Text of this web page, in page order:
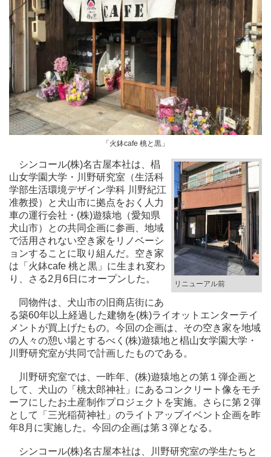
「火鉢cafe 桃と黒」
リニューアル前
シンコール(株)名古屋本社は、椙
山女学園大学・川野研究室（生活科
学部生活環境デザイン学科 川野紀江
准教授）と犬山市に拠点をおく人力
車の運行会社・(株)遊猿地（愛知県
犬山市）との共同企画に参画、地域
で活用されない空き家をリノベーシ
ョンすることに取り組んだ。空き家
は「火鉢cafe 桃と黒」に生まれ変わ
り、さる2月6日にオープンした。
同物件は、犬山市の旧商店街にあ
る築60年以上経過した建物を(株)ライオットエンターテイ
メントが買上げたもの。今回の企画は、その空き家を地域
の人々の憩い場とするべく(株)遊猿地と椙山女学園大学・
川野研究室が共同で計画したものである。
川野研究室では、一昨年、(株)遊猿地との第１弾企画と
して、犬山の「桃太郎神社」にあるコンクリート像をモチ
ーフにしたお土産制作プロジェクトを実施。さらに第２弾
として「三光稲荷神社」のライトアップイベント企画を昨
年8月に実施した。今回の企画は第３弾となる。
シンコール(株)名古屋本社は、川野研究室の学生たちと